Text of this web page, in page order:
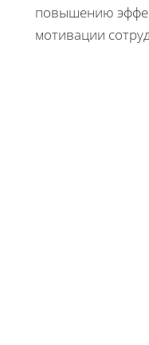
повышению
мотивации